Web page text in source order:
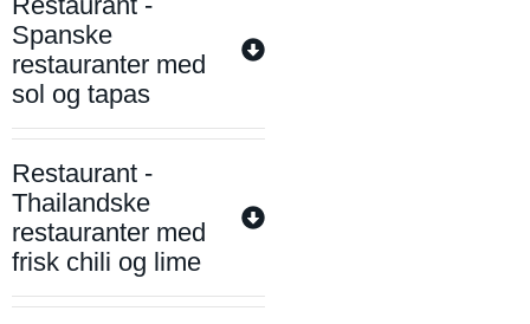
Spanske
restauranter med
sol og tapas
Restaurant -
Thailandske
restauranter med
frisk chili og lime